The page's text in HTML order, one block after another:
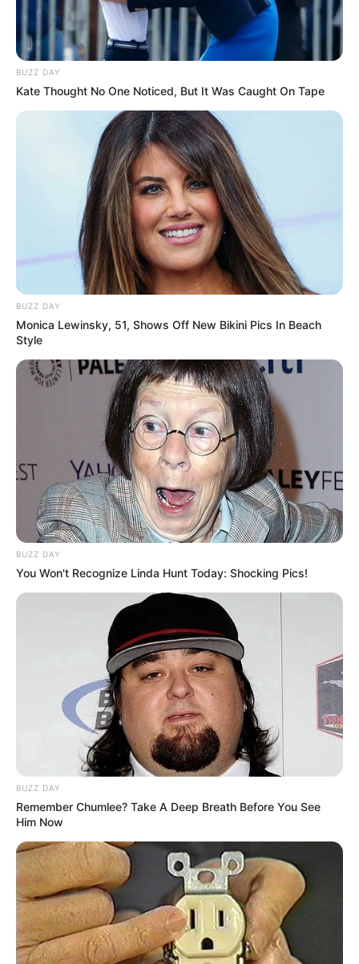
BUZZ DAY
Kate Thought No One Noticed, But It Was Caught On Tape
BUZZ DAY
Monica Lewinsky, 51, Shows Off New Bikini Pics In Beach
Style
BUZZ DAY
You Won't Recognize Linda Hunt Today: Shocking Pics!
BUZZ DAY
Remember Chumlee? Take A Deep Breath Before You See
Him Now